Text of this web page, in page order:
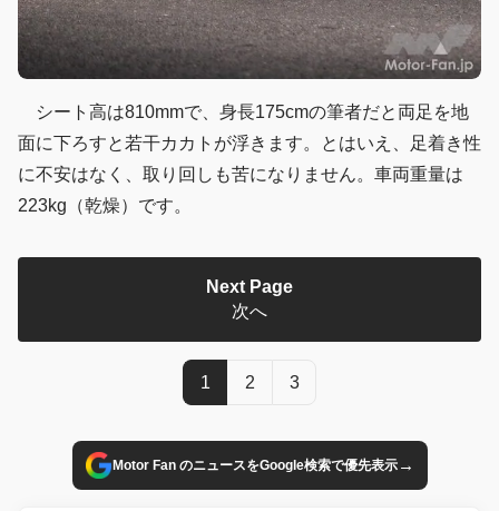
シート高は810mmで、身長175cmの筆者だと両足を地
面に下ろすと若干カカトが浮きます。とはいえ、足着き性
に不安はなく、取り回しも苦になりません。車両重量は
223kg（乾燥）です。
Next Page
次へ
1 2 3
Motor Fan のニュースをGoogle検索で優先表示→